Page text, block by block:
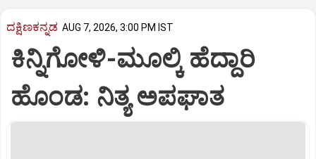
ದಕ್ಷಿಣಕನ್ನಡ AUG 7, 2026, 3:00 PM IST
ಕಿನ್ನಿಗೋಳಿ-ಮೂಲ್ಕಿ ಹೆದ್ದಾರಿ
ಹೊಂಡ: ನಿತ್ಯ ಅಪಘಾತ